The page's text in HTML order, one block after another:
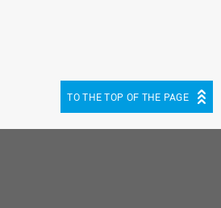
TO THE TOP OF THE PAGE